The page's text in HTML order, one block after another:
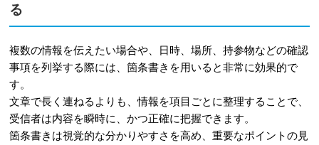
る
複数の情報を伝えたい場合や、日時、場所、持参物などの確認
事項を列挙する際には、箇条書きを用いると非常に効果的で
す。
文章で長く連ねるよりも、情報を項目ごとに整理することで、
受信者は内容を瞬時に、かつ正確に把握できます。
箇条書きは視覚的な分かりやすさを高め、重要なポイントの見